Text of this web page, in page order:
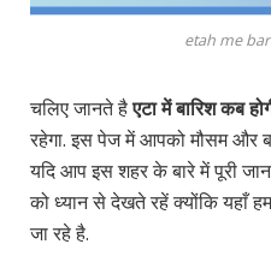
etah me
चलिए जानते हैएटा में बारिश कब
रहेगा. इस पेज में आपको मौसम और
यदि आप इस शहर के बारे में पूरी
को ध्यान से देखते रहें क्योंकि यहाँ
जा रहे है.